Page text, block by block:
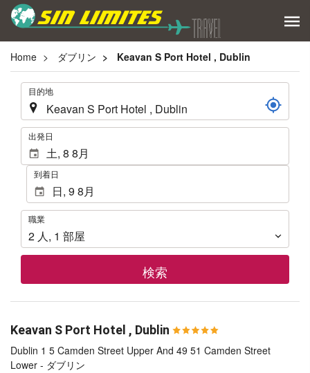
Home ダブリン Keavan S Port Hotel , Dublin
. 目的地
. 出発日
到着日
職
業
職業
2 人, 1 部屋
検索
Keavan S Port Hotel , Dublin
Dublin 1 5 Camden Street Upper And 49 51 Camden Street
Lower - ダブリン